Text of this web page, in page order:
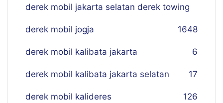
derek mobil jakarta selatan derek towing
48
derek mobil jogja 16
derek mobil kalibata jakarta 6
derek mobil kalibata jakarta selatan 17
derek mobil kalideres 126